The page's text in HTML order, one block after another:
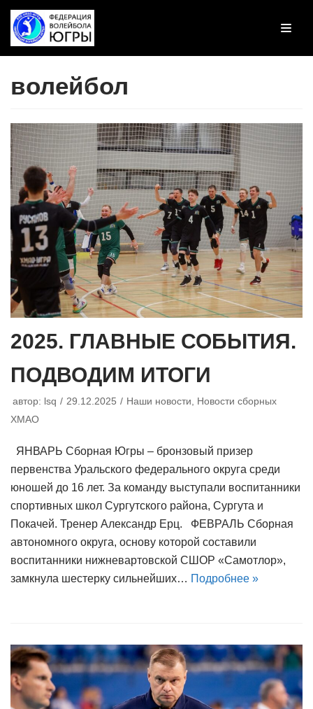
Перейти
к
волейбол
2025. ГЛАВНЫЕ СОБЫТИЯ.
ПОДВОДИМ ИТОГИ
автор: lsq 29.12.2025 Наши новости, Новости сборных
ХМАО
ЯНВАРЬ Сборная Югры – бронзовый призер
первенства Уральского федерального округа среди
юношей до 16 лет. За команду выступали воспитанники
спортивных школ Сургутского района, Сургута и
Покачей. Тренер Александр Ерц. ФЕВРАЛЬ Сборная
автономного округа, основу которой составили
воспитанники нижневартовской СШОР «Самотлор»,
замкнула шестерку сильнейших… Подробнее »